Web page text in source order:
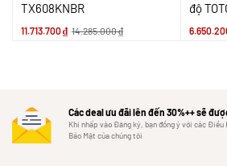
TX608KNBR
11.713.700₫ 14.285.000₫
độ
Các deal ưu đãi lên đến 30%++ sẽ
Khi nhấp vào Đăng ký, bạn đồng ý với các Điều
Bảo Mật của chúng tôi